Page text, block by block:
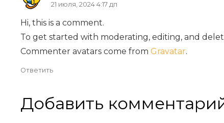
21 июля, 2024 4:17 дп
Hi, this is a comment.
To get started with moderating, editing, and
Commenter avatars come from Gravatar.
Ответить
Добавить